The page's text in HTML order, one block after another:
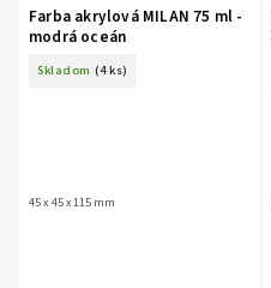
Farba akrylová MILAN 75 ml -
modrá oceán
Skladom (4 ks)
45 x 45 x 115 mm